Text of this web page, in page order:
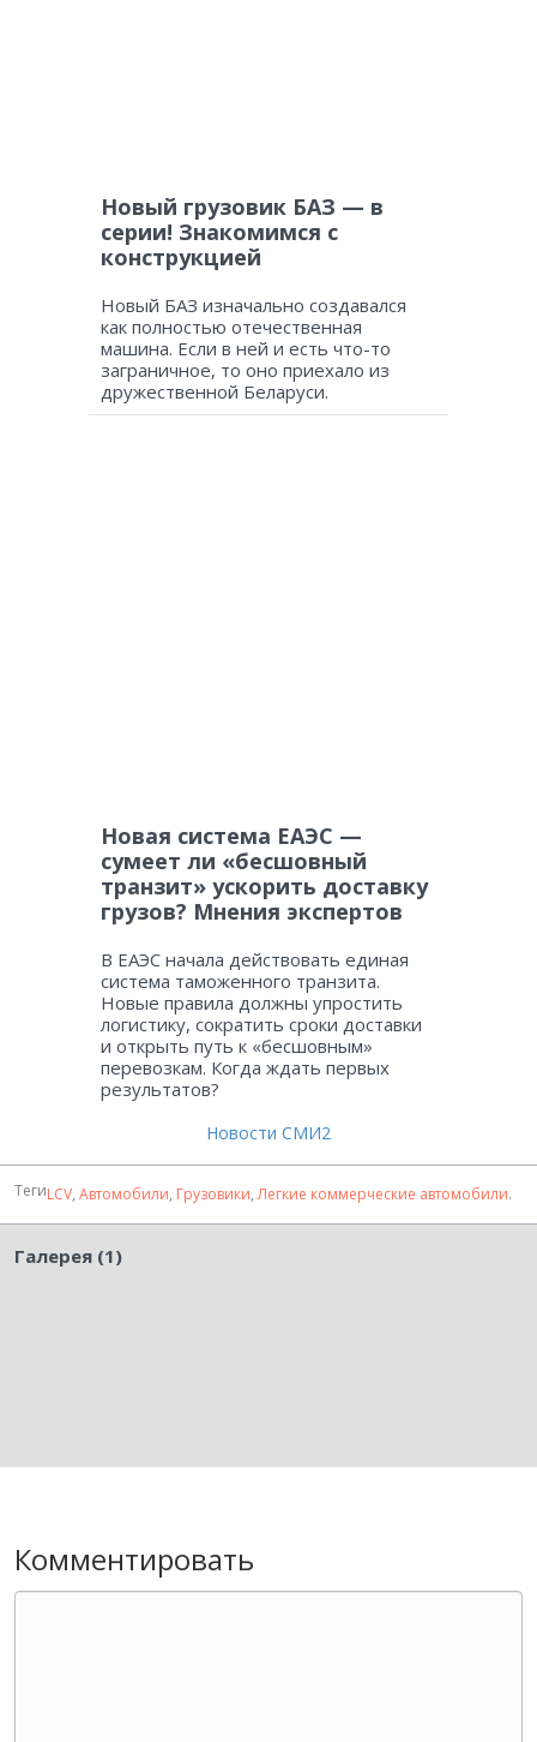
Новый грузовик БАЗ — в
серии! Знакомимся с
конструкцией
Новый БАЗ изначально создавался
как полностью отечественная
машина. Если в ней и есть что-то
заграничное, то оно приехало из
дружественной Беларуси.
Новая система ЕАЭС —
сумеет ли «бесшовный
транзит» ускорить доставку
грузов? Мнения экспертов
В ЕАЭС начала действовать единая
система таможенного транзита.
Новые правила должны упростить
логистику, сократить сроки доставки
и открыть путь к «бесшовным»
перевозкам. Когда ждать первых
результатов?
Новости СМИ2
ТегиLCV, Автомобили, Грузовики,Легкие коммерческие автомобили.
Галерея (1)
Комментировать